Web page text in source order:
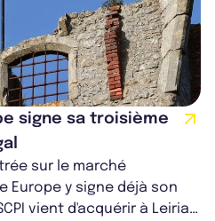
signe sa troisième
sur le marché
Europe y signe déjà son
vient d'acquérir à Leiria,